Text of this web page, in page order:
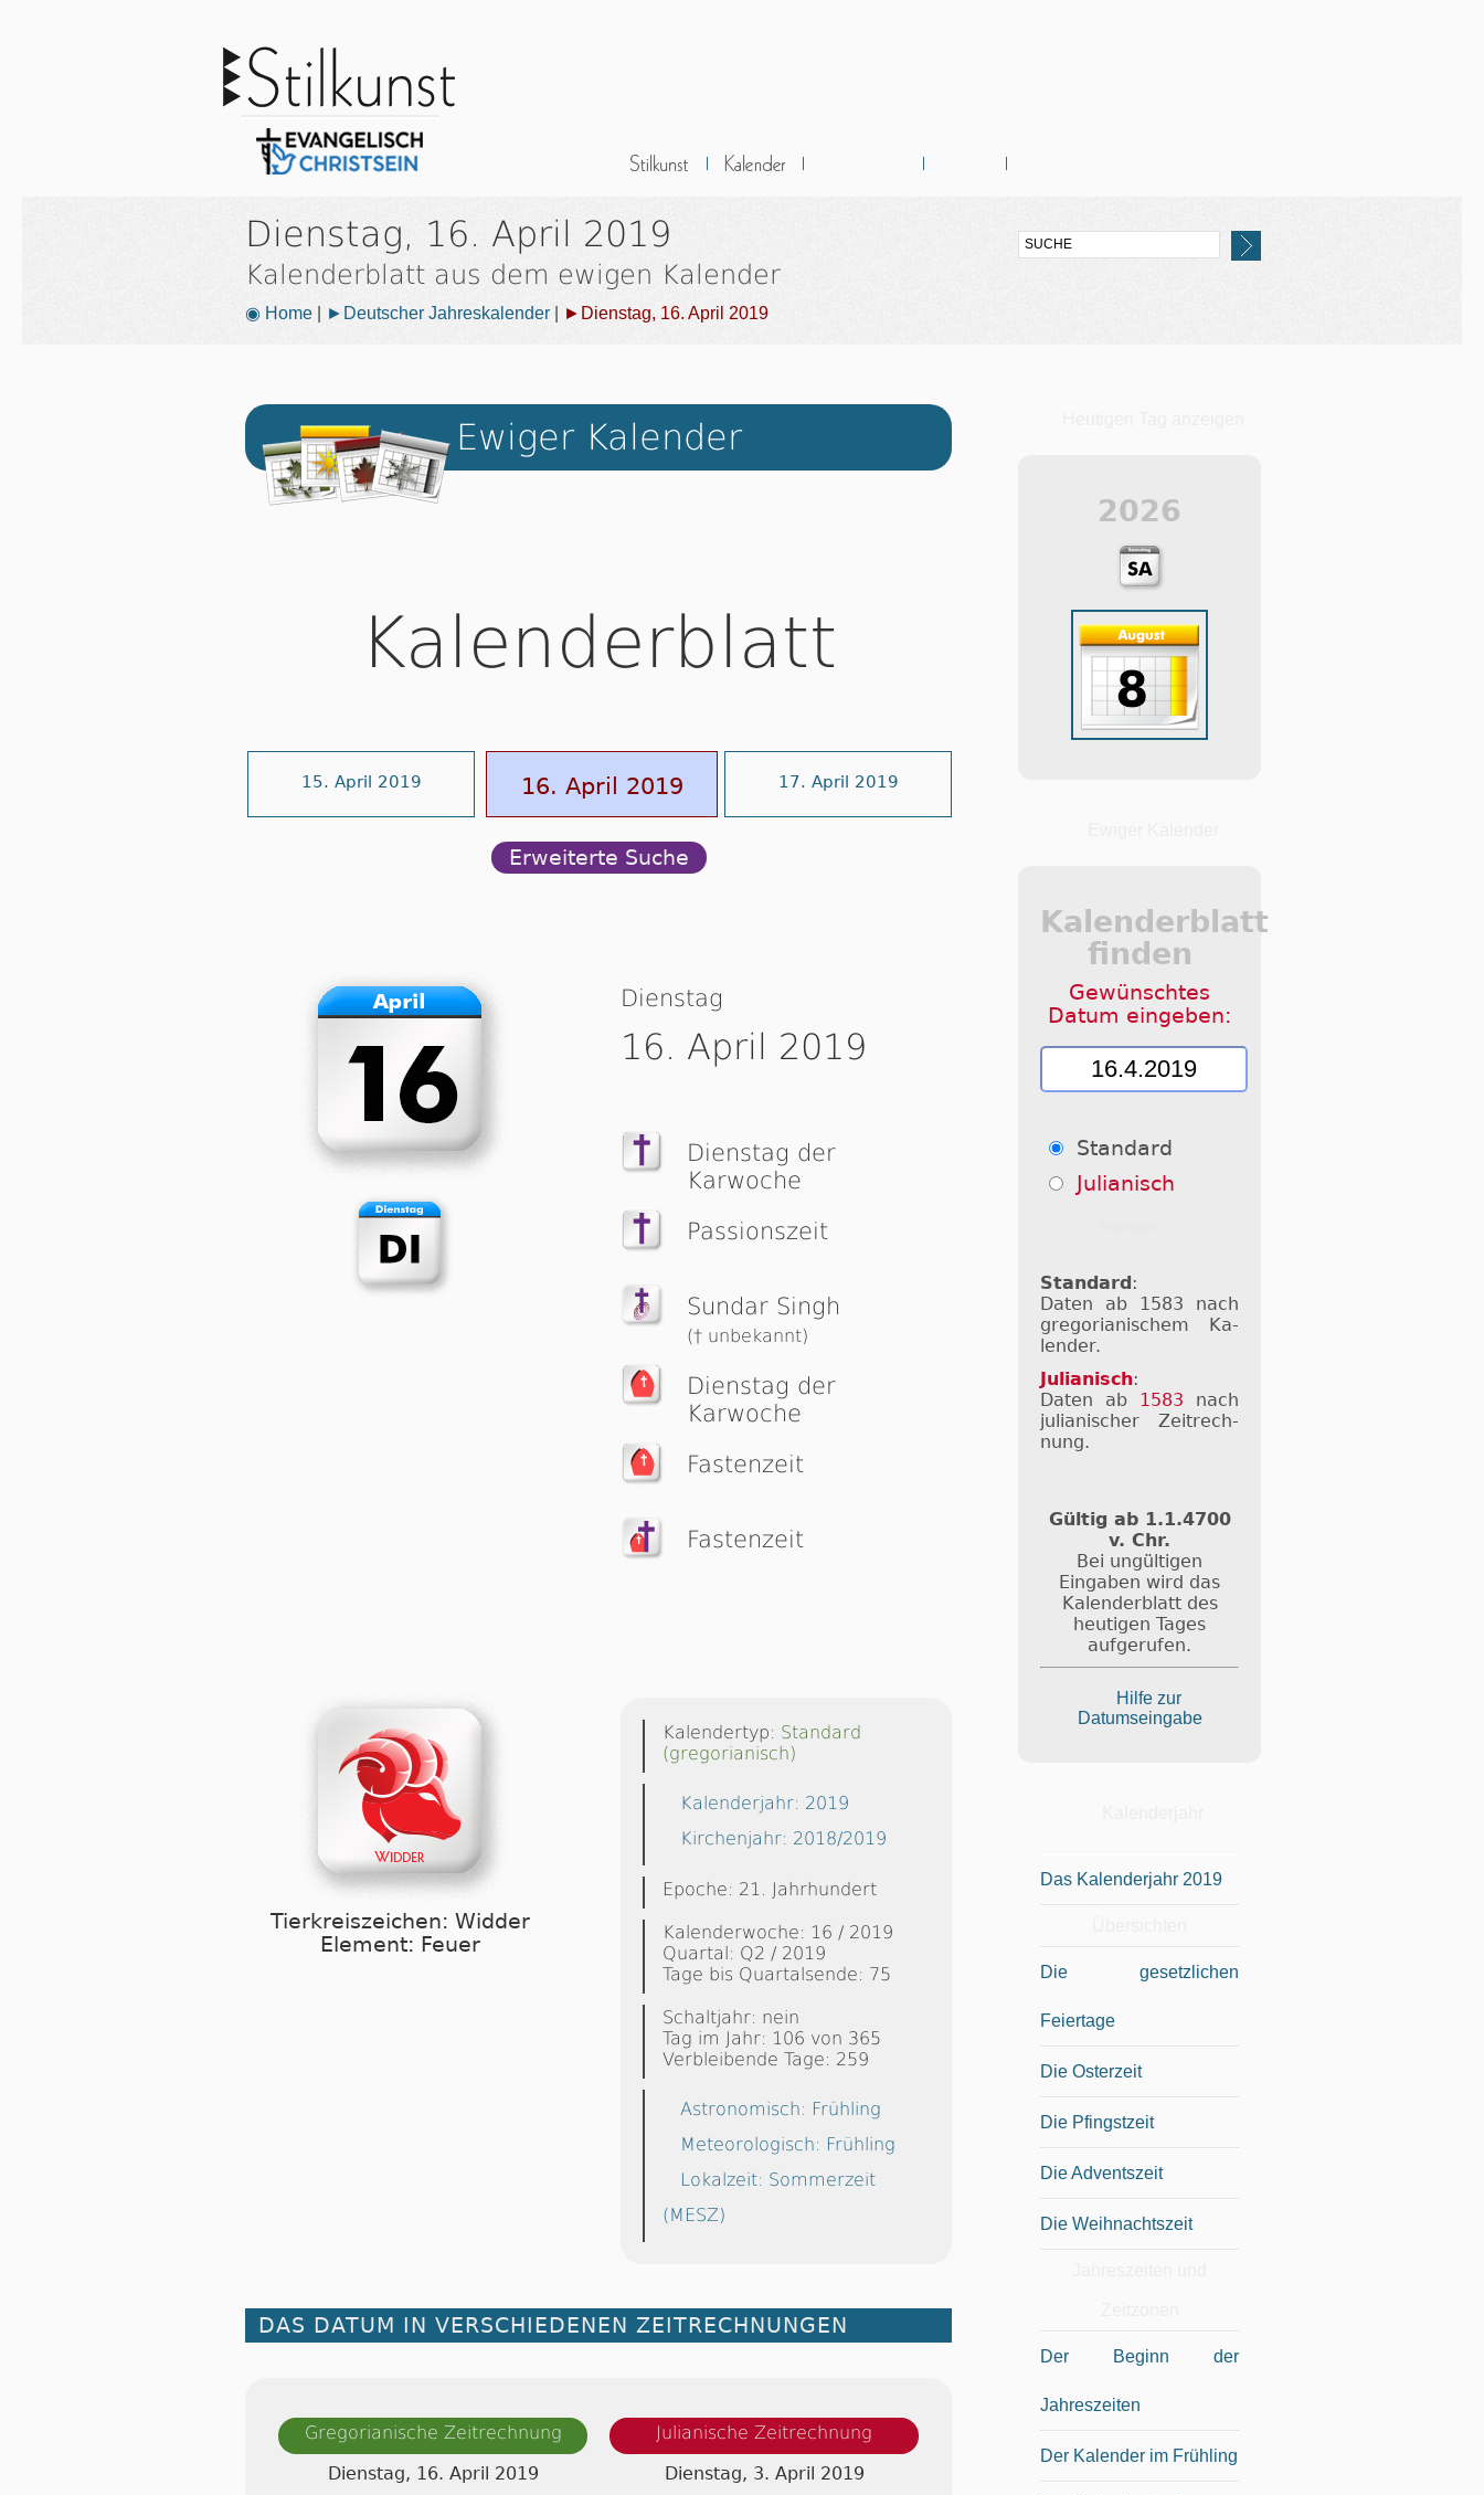
Dienstag, 16. April 2019
Kalenderblatt aus dem ewigen Kalender
◉ Home ►Deutscher Jahreskalender ►Dienstag, 16. April 2019
Ewiger Kalender
Kalenderblatt
15. April 2019 16. April 2019 17. April 2019
Erweiterte Suche
Dienstag
16. April 2019
Dienstag der
Karwoche
Passionszeit
Sundar Singh
(† unbekannt)
Dienstag der
Karwoche
Fastenzeit
Fastenzeit
Tierkreiszeichen: Widder
Element: Feuer
Kalendertyp: Standard
(gregorianisch)
Kalenderjahr: 2019
Kirchenjahr: 2018/2019
Epoche: 21. Jahrhundert
Kalenderwoche: 16 / 2019
Quartal: Q2 / 2019
Tage bis Quartalsende: 75
Schaltjahr: nein
Tag im Jahr: 106 von 365
Verbleibende Tage: 259
Astronomisch: Frühling
Meteorologisch: Frühling
Lokalzeit: Sommerzeit
(MESZ)
DAS DATUM IN VERSCHIEDENEN ZEITRECHNUNGEN
Gregorianische Zeitrechnung
Dienstag, 16. April 2019
Julianische Zeitrechnung
Dienstag, 3. April 2019
2026
Kalenderblatt
finden
Gewünschtes
Datum eingeben:
Standard
Julianisch
Standard :
Daten ab 1583 nach
gre­go­ri­a­ni­schem Ka­
len­der.
Julianisch:
Daten ab 1583 nach
ju­li­a­ni­scher Zeit­rech­
nung.
Gültig ab 1.1.4700
v. Chr.
Bei ungültigen
Eingaben wird das
Kalenderblatt des
heutigen Tages
aufgerufen.
Hilfe zur
Datumseingabe
Das Kalenderjahr 2019
Die gesetzlichen
Feiertage
Die Osterzeit
Die Pfingstzeit
Die Adventszeit
Die Weihnachtszeit
Der Beginn der
Jahreszeiten
Der Kalender im Frühling